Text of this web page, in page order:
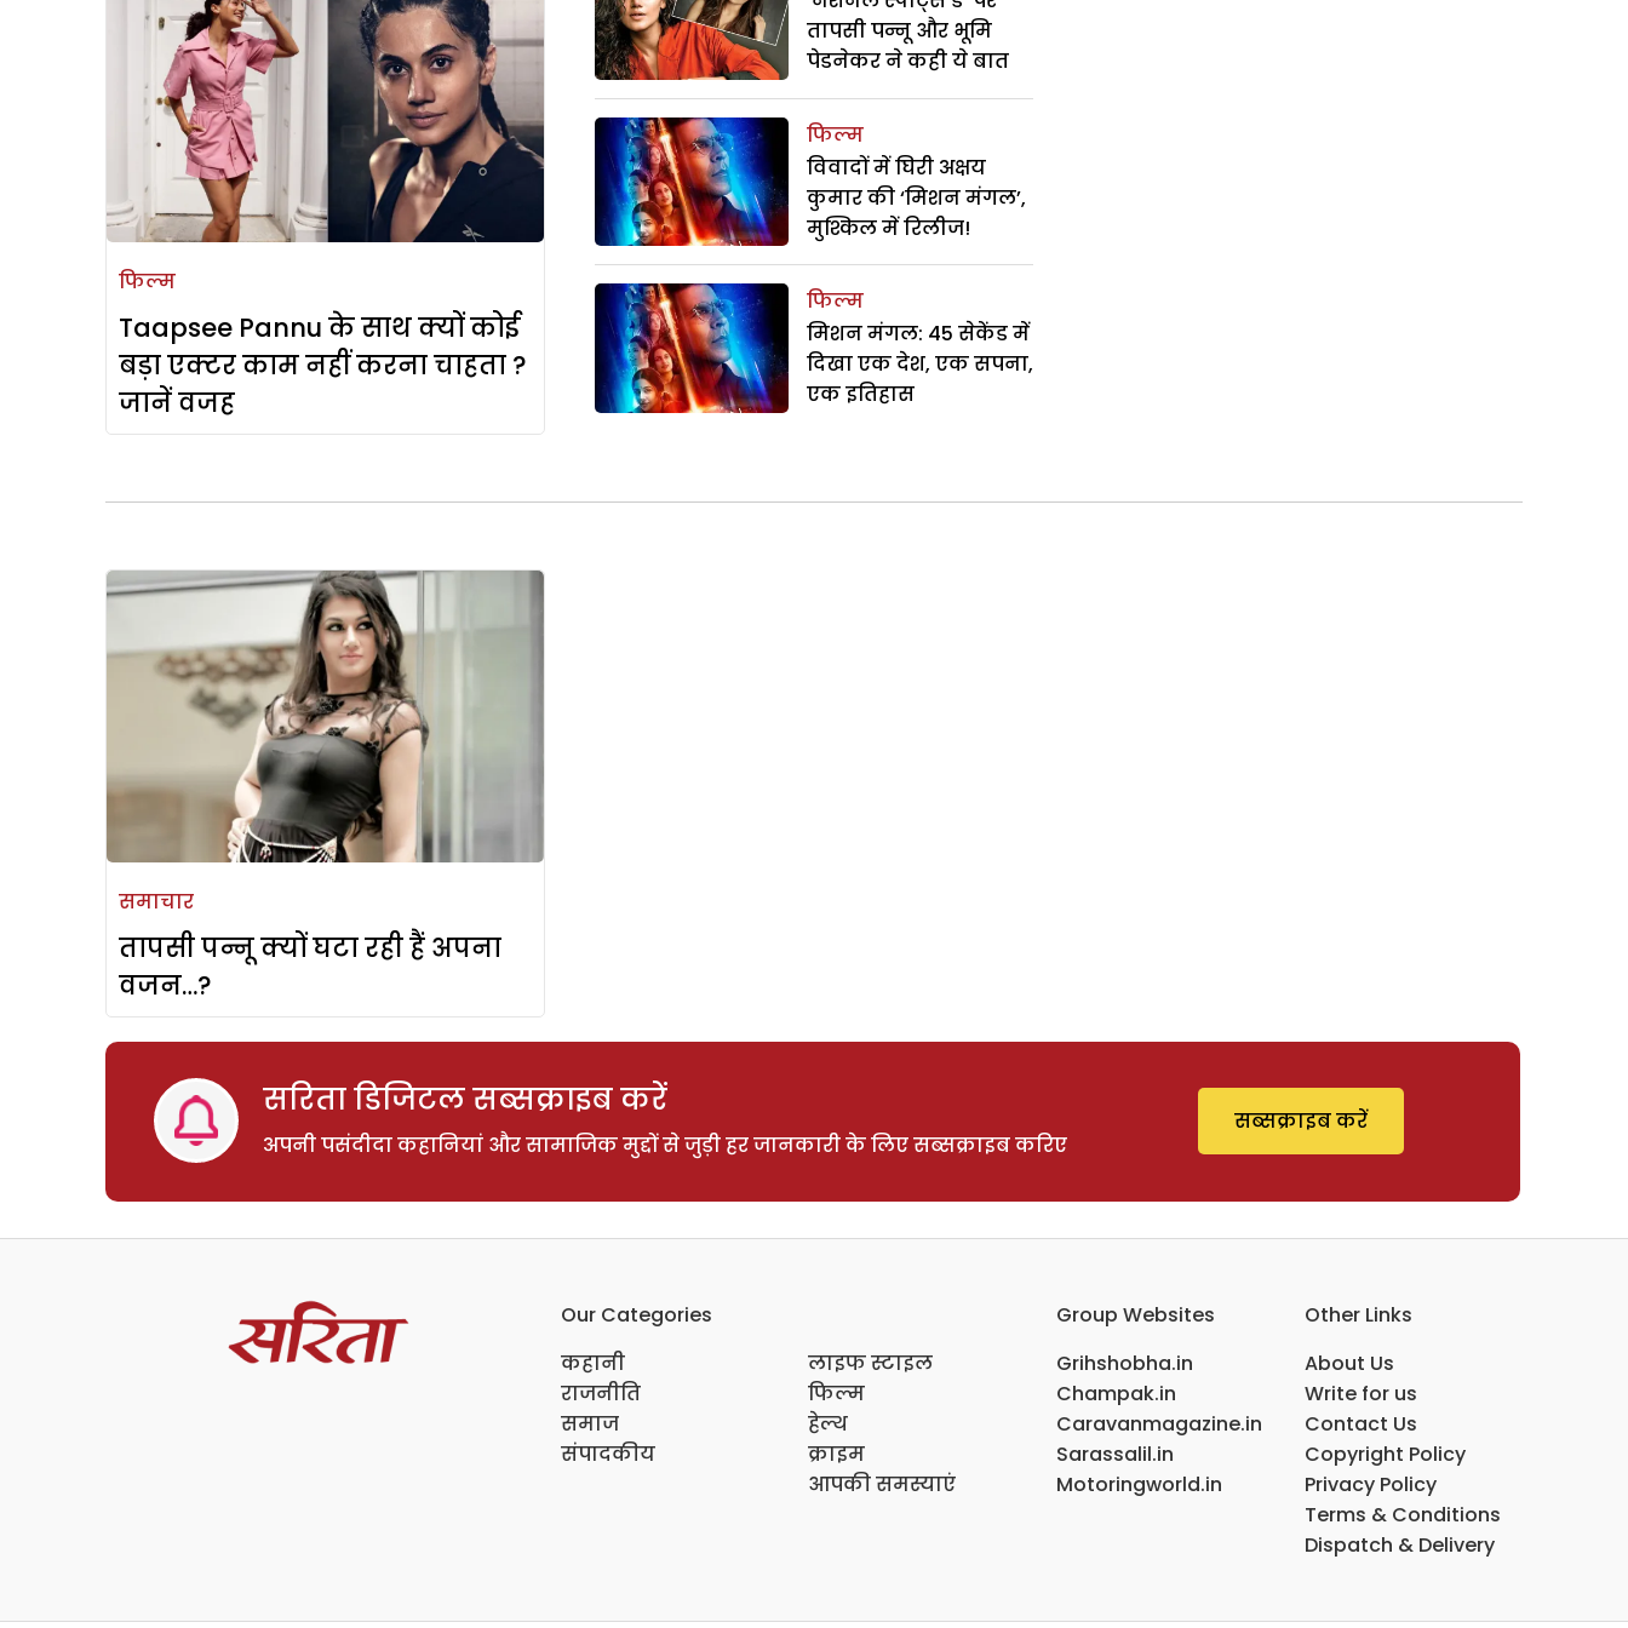
फिल्म
Taapsee Pannu के साथ क्यों कोई
बड़ा एक्टर काम नहीं करना चाहता ?
जानें वजह
तापसी पन्नू और भूमि
पेडनेकर ने कही ये बात
फिल्म
विवादों में घिरी अक्षय
कुमार की ‘मिशन मंगल’,
मुश्किल में रिलीज!
फिल्म
मिशन मंगल: 45 सेकेंड में
दिखा एक देश, एक सपना,
एक इतिहास
समाचार
तापसी पन्नू क्यों घटा रही हैं अपना
वजन…?
सरिता डिजिटल सब्सक्राइब करें
अपनी पसंदीदा कहानियां और सामाजिक मुद्दों से जुड़ी हर जानकारी के लिए सब्सक्राइब करिए
सब्सक्राइब करें
Our Categories
कहानी
राजनीति
समाज
संपादकीय
लाइफ स्टाइल
फिल्म
हेल्थ
क्राइम
आपकी समस्याएं
Group Websites
Grihshobha.in
Champak.in
Caravanmagazine.in
Sarassalil.in
Motoringworld.in
Other Links
About Us
Write for us
Contact Us
Copyright Policy
Privacy Policy
Terms & Conditions
Dispatch & Delivery